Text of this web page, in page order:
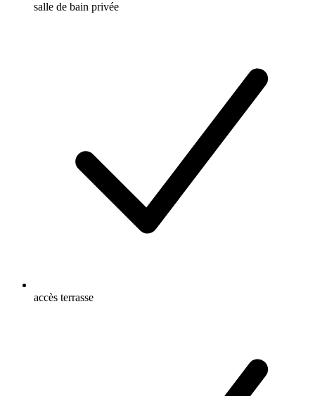
salle de bain privée
accès terrasse